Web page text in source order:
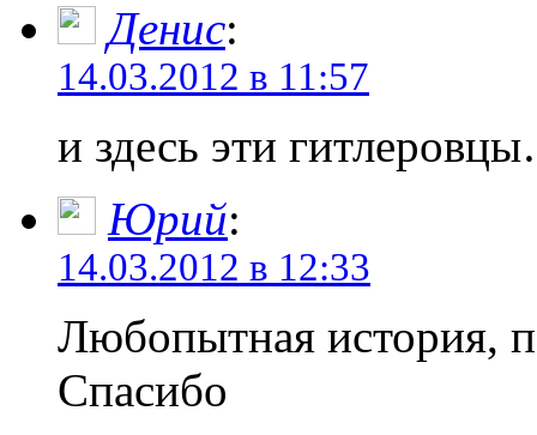
Денис:
14.03.2012 в 11:57
и здесь эти
Юрий:
14.03.2012 в 12:33
Любопытная история,
Спасибо